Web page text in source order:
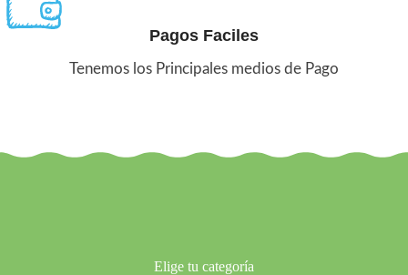
Pagos Faciles
Tenemos los Principales medios de Pago
Elige tu categoría